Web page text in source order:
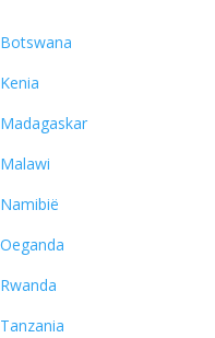
Botswana
Kenia
Madagaskar
Malawi
Namibië
Oeganda
Rwanda
Tanzania